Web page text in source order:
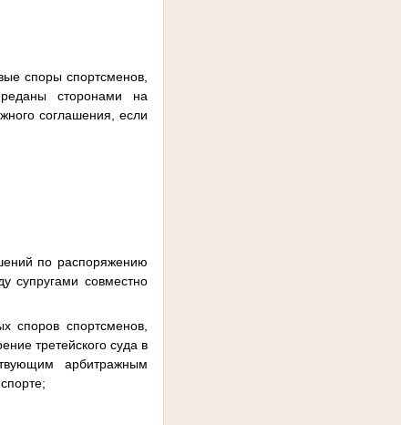
споры спортсменов,
сторонами на
соглашения, если
по распоряжению
супругами совместно
споров спортсменов,
третейского суда в
арбитражным